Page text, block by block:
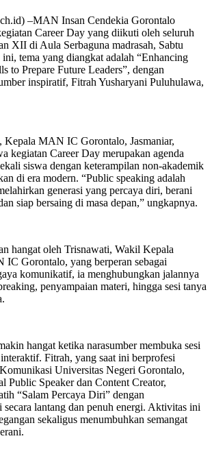
–MAN Insan Cendekia Gorontalo
Career Day yang diikuti oleh seluruh
XII di Aula Serbaguna madrasah, Sabtu
tema yang diangkat adalah “Enhancing
to Prepare Future Leaders”, dengan
inspiratif, Fitrah Yusharyani Puluhulawa,
Kepala MAN IC Gorontalo, Jasmaniar,
kegiatan Career Day merupakan agenda
siswa dengan keterampilan non-akademik
di era modern. “Public speaking adalah
generasi yang percaya diri, berani
siap bersaing di masa depan,” ungkapnya.
hangat oleh Trisnawati, Wakil Kepala
Gorontalo, yang berperan sebagai
komunikatif, ia menghubungkan jalannya
penyampaian materi, hingga sesi tanya
hangat ketika narasumber membuka sesi
Fitrah, yang saat ini berprofesi
Universitas Negeri Gorontalo,
Public Speaker dan Content Creator,
“Salam Percaya Diri” dengan
lantang dan penuh energi. Aktivitas ini
sekaligus menumbuhkan semangat